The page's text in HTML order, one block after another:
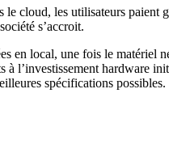
cloud, les utilisateurs
s’accroit.
local, une fois le matériel
l’investissement hardware
spécifications possibles.